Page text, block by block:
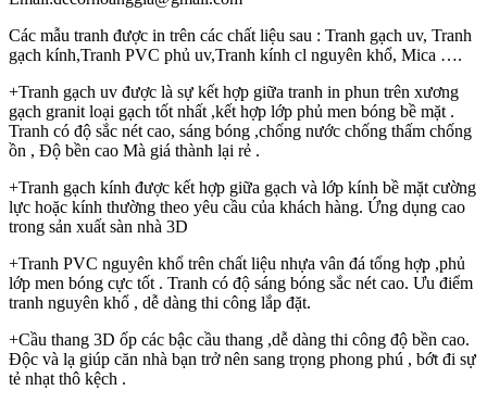
Các mẫu tranh được in trên các chất liệu sau : Tranh gạch uv, Tranh
gạch kính,Tranh PVC phủ uv,Tranh kính cl nguyên khổ, Mica ….
+Tranh gạch uv được là sự kết hợp giữa tranh in phun trên xương
gạch granit loại gạch tốt nhất ,kết hợp lớp phủ men bóng bề mặt .
Tranh có độ sắc nét cao, sáng bóng ,chống nước chống thấm chống
ồn , Độ bền cao Mà giá thành lại rẻ .
+Tranh gạch kính được kết hợp giữa gạch và lớp kính bề mặt cường
lực hoặc kính thường theo yêu cầu của khách hàng. Ứng dụng cao
trong sản xuất sàn nhà 3D
+Tranh PVC nguyên khổ trên chất liệu nhựa vân đá tổng hợp ,phủ
lớp men bóng cực tốt . Tranh có độ sáng bóng sắc nét cao. Ưu điểm
tranh nguyên khổ , dễ dàng thi công lắp đặt.
+Cầu thang 3D ốp các bậc cầu thang ,dễ dàng thi công độ bền cao.
Độc và lạ giúp căn nhà bạn trở nên sang trọng phong phú , bớt đi sự
tẻ nhạt thô kệch .